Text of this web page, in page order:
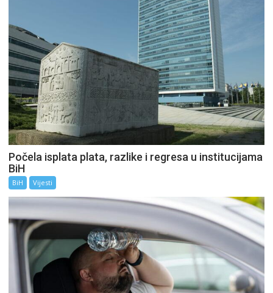
Počela isplata plata, razlike i regresa u institucijama
BiH
BiH Vijesti